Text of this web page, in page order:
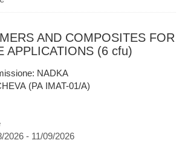
AND COMPOSITES FOR
APPLICATIONS (6 cfu)
NADKA
(PA IMAT-01/A)
2026 - 11/09/2026